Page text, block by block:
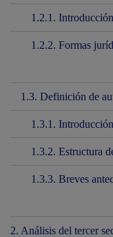
1.2.1. Introducción
1.2.2. Formas
1.3. Definición de
1.3.1. Introducción
1.3.2. Estructura
1.3.3. Breves
2. Análisis del tercer